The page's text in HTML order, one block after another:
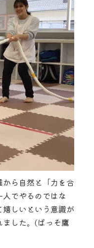
ら自然と「力を合
でやるのではな
しいという意識が
した。(ぱっそ鷹